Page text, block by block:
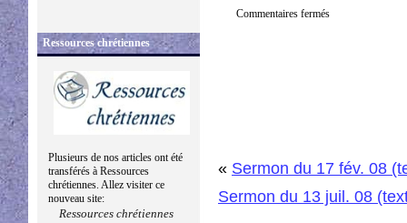
Ressources chrétiennes
Plusieurs de nos articles ont été
transférés à Ressources
chrétiennes. Allez visiter ce
nouveau site:
Ressources chrétiennes
Commentaires fermés
« Sermon du 17 fév. 08
Sermon du 13 juil. 08